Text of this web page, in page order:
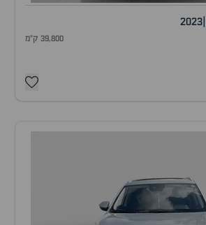
2023
39,800 ק"מ